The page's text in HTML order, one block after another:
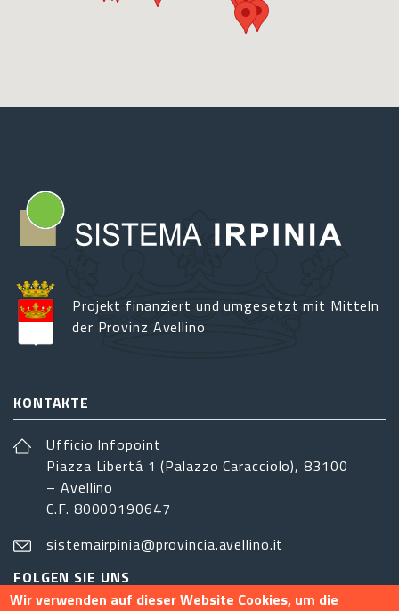
Projekt finanziert und umgesetzt mit Mitteln
der Provinz Avellino
KONTAKTE
Ufficio Infopoint
Piazza Libertá 1 (Palazzo Caracciolo), 83100
– Avellino
C.F. 80000190647
sistemairpinia@provincia.avellino.it
FOLGEN SIE UNS
Wir verwenden auf dieser Website Cookies, um die